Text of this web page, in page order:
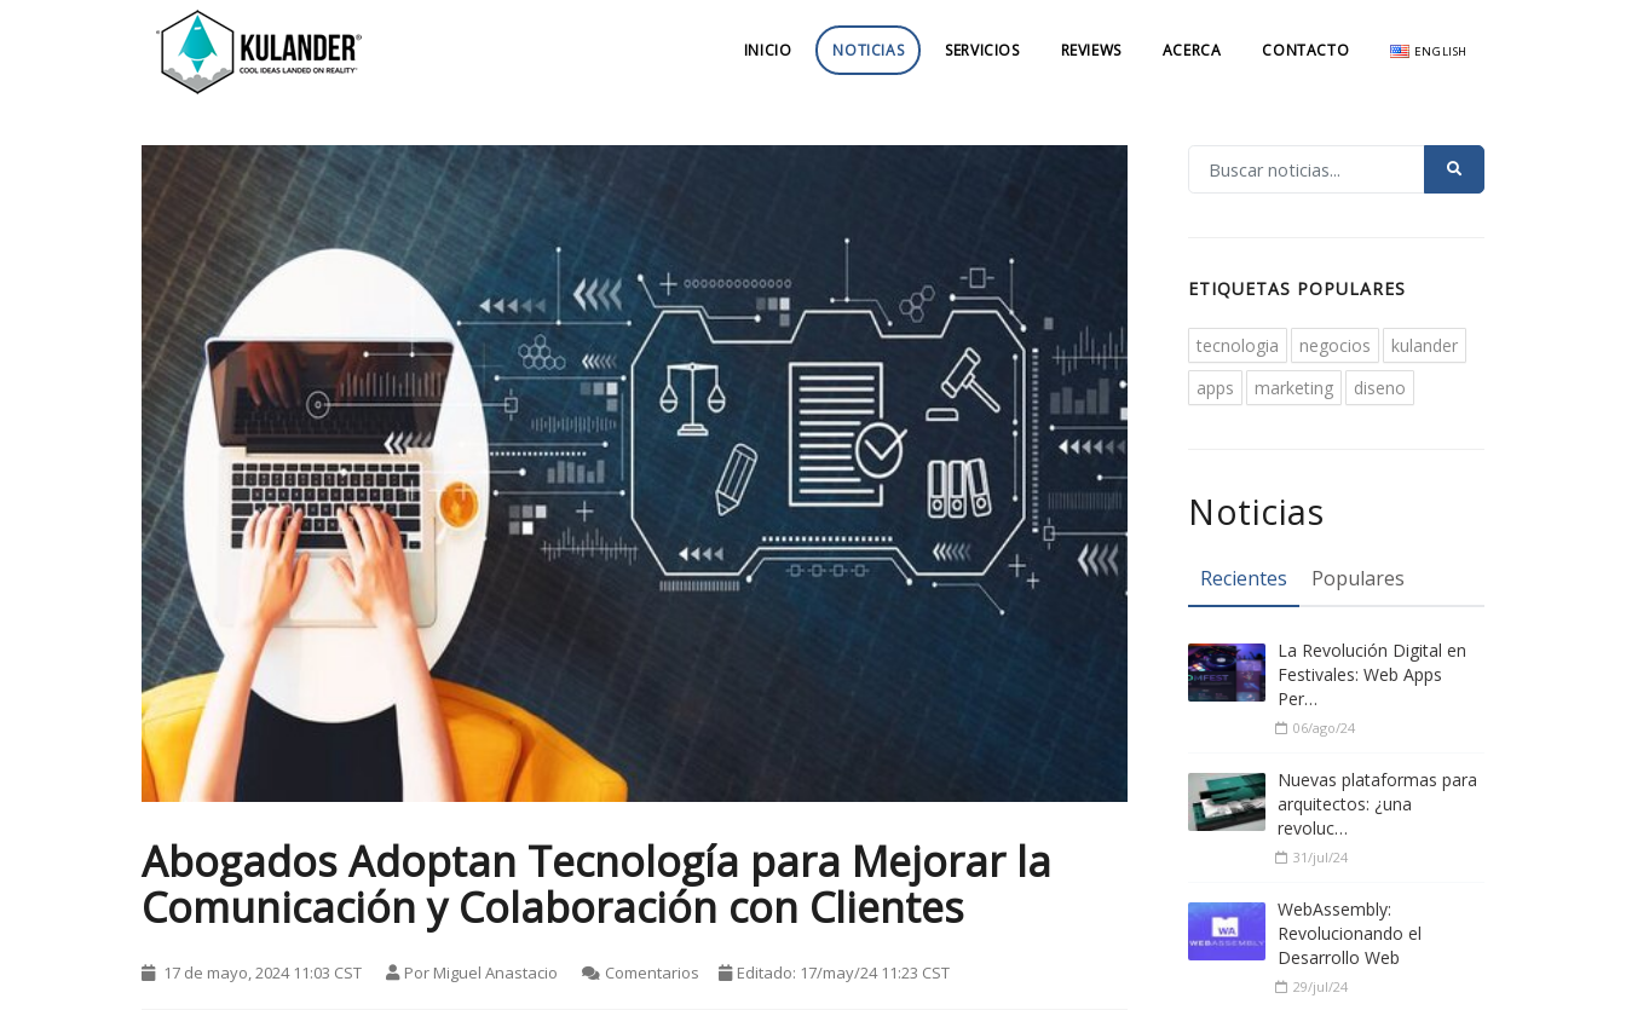
INICIO NOTICIAS SERVICIOS REVIEWS ACERCA CONTACTO ENGLISH
Abogados Adoptan Tecnología para Mejorar la
Comunicación y Colaboración con Clientes
17 de mayo, 2024 11:03 CST Por Miguel Anastacio Comentarios Editado: 17/may/24 11:23 CST
ETIQUETAS POPULARES
tecnologia negocios
kulander
apps
marketing diseno
Noticias
Recientes Populares
La Revolución Digital en
Festivales: Web Apps
Per…
06/ago/24
Nuevas plataformas para
arquitectos: ¿una
revoluc…
31/jul/24
WebAssembly:
Revolucionando el
Desarrollo Web
29/jul/24